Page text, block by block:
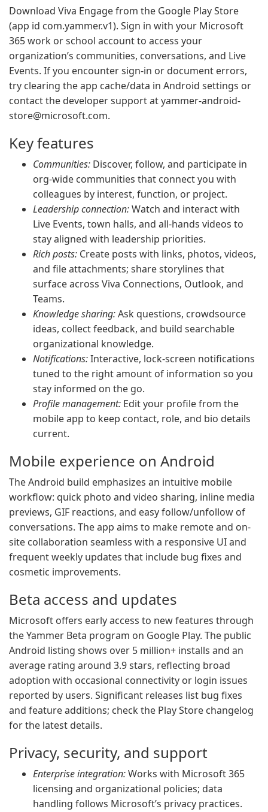
Download Viva Engage from the Google Play Store
(app id com.yammer.v1). Sign in with your Microsoft
365 work or school account to access your
organization’s communities, conversations, and Live
Events. If you encounter sign-in or document errors,
try clearing the app cache/data in Android settings or
contact the developer support atyammer-android-
store@microsoft.com.
Key features
Communities: Discover, follow, and participate in
org-wide communities that connect you with
colleagues by interest, function, or project.
Leadership connection:Watch and interact with
Live Events, town halls, and all-hands videos to
stay aligned with leadership priorities.
Rich posts: Create posts with links, photos, videos,
and file attachments; share storylines that
surface across Viva Connections, Outlook, and
Teams.
Knowledge sharing:Ask questions, crowdsource
ideas, collect feedback, and build searchable
organizational knowledge.
Notifications:Interactive, lock-screen notifications
tuned to the right amount of information so you
stay informed on the go.
Profile management: Edit your profile from the
mobile app to keep contact, role, and bio details
current.
Mobile experience on Android
The Android build emphasizes an intuitive mobile
workflow: quick photo and video sharing, inline media
previews, GIF reactions, and easy follow/unfollow of
conversations. The app aims to make remote and on-
site collaboration seamless with a responsive UI and
frequent weekly updates that include bug fixes and
cosmetic improvements.
Beta access and updates
Microsoft offers early access to new features through
the Yammer Beta program on Google Play. The public
Android listing shows over 5 million+ installs and an
average rating around 3.9 stars, reflecting broad
adoption with occasional connectivity or login issues
reported by users. Significant releases list bug fixes
and feature additions; check the Play Store changelog
for the latest details.
Privacy, security, and support
Enterprise integration:Works with Microsoft 365
licensing and organizational policies; data
handling follows Microsoft’s privacy practices.